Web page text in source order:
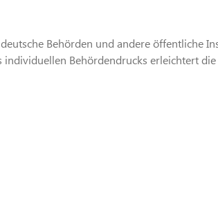
Behörden und andere öffentliche
individuellen Behördendrucks erleichtert